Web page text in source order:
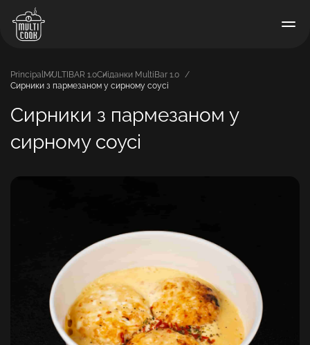
PrincipalMULTIBAR 1.0Сніданки MultiBar 1.0
Сирники з пармезаном у сирному соусі
Сирники з пармезаном у
сирному соусі